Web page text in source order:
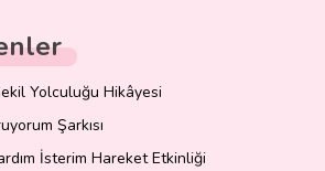
Yolculuğu Hikâyesi
Şarkısı
İsterim Hareket Etkinliği